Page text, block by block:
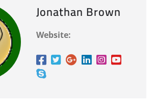
Jonathan Brown
Website: